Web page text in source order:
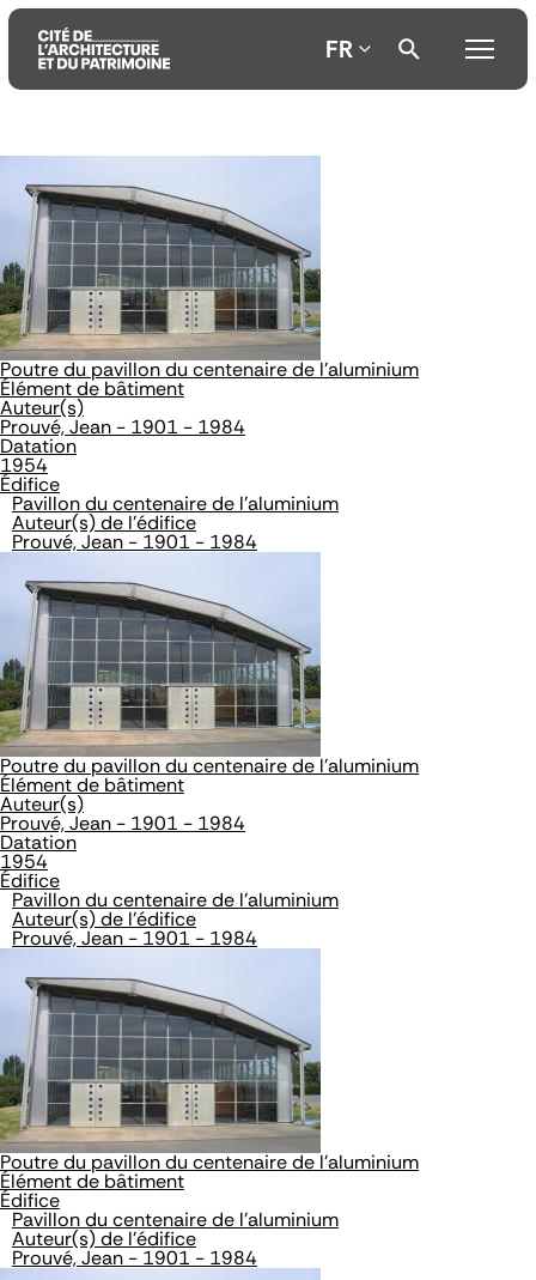
au
contenu
principal
au
menu
principal
recherche
FR
Poutre du pavillon du centenaire de l'aluminium
Élément de bâtiment
Auteur(s)
Prouvé, Jean - 1901 - 1984
Datation
1954
Édifice
Pavillon du centenaire de l'aluminium
Auteur(s) de l'édifice
Prouvé, Jean - 1901 - 1984
Poutre du pavillon du centenaire de l'aluminium
Élément de bâtiment
Auteur(s)
Prouvé, Jean - 1901 - 1984
Datation
1954
Édifice
Pavillon du centenaire de l'aluminium
Auteur(s) de l'édifice
Prouvé, Jean - 1901 - 1984
Poutre du pavillon du centenaire de l'aluminium
Élément de bâtiment
Édifice
Pavillon du centenaire de l'aluminium
Auteur(s) de l'édifice
Prouvé, Jean - 1901 - 1984